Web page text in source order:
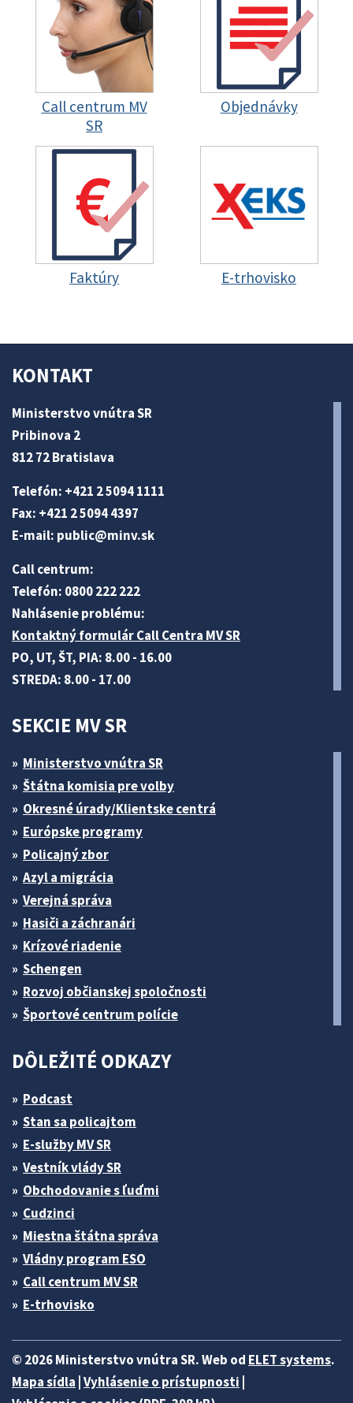
Call centrum MV
SR
Objednávky
Faktúry E-trhovisko
KONTAKT
Ministerstvo vnútra SR
Pribinova 2
812 72 Bratislava
Telefón: +421 2 5094 1111
Fax: +421 2 5094 4397
E-mail: public@minv.sk
Call centrum:
Telefón: 0800 222 222
Nahlásenie problému:
Kontaktný formulár Call Centra MV SR
PO, UT, ŠT, PIA: 8.00 - 16.00
STREDA: 8.00 - 17.00
SEKCIE MV SR
Ministerstvo vnútra SR
Štátna komisia pre volby
Okresné úrady/Klientske centrá
Európske programy
Policajný zbor
Azyl a migrácia
Verejná správa
Hasiči a záchranári
Krízové riadenie
Schengen
Rozvoj občianskej spoločnosti
Športové centrum polície
DÔLEŽITÉ ODKAZY
Podcast
Stan sa policajtom
E-služby MV SR
Vestník vlády SR
Obchodovanie s ľuďmi
Cudzinci
Miestna štátna správa
Vládny program ESO
Call centrum MV SR
E-trhovisko
© 2026 Ministerstvo vnútra SR. Web od ELET systems.
Mapa sídla Vyhlásenie o prístupnosti